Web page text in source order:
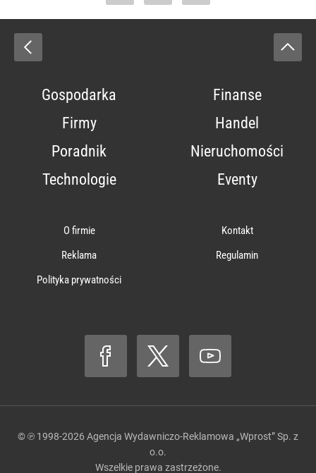
Gospodarka
Finanse
Firmy
Handel
Poradnik
Nieruchomości
Technologie
Eventy
O firmie
Kontakt
Reklama
Regulamin
Polityka prywatności
© ℗ 1998-2026 Agencja Wydawniczo-Reklamowa „Wprost” Sp. z
o.o.
Wszelkie prawa zastrzeżone.